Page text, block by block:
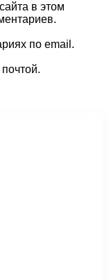
в этом
по email.